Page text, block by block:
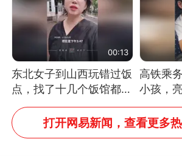
00:13
东北女子到山西玩错过饭
点，找了十几个饭馆都没
开门：午休到几点
高铁乘
小孩，
一键静
打开网易新闻，查看更多